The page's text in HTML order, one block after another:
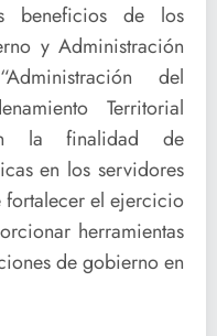
beneficios de los
y Administración
del
Territorial
la finalidad de
en los servidores
el ejercicio
herramientas
de gobierno en